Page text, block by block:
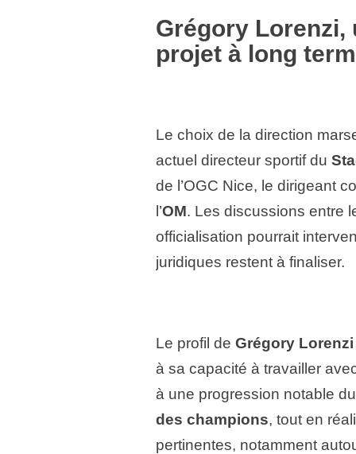
Grégory Lorenzi,
projet à long
Le choix de la direction
actuel directeur sportif du
de l’OGC Nice, le dirigeant
l’OM. Les discussions entre
officialisation pourrait
juridiques restent à finaliser.
Le profil de Grégory Lorenzi
à sa capacité à travailler
à une progression notable
des champions, tout en
pertinentes, notamment